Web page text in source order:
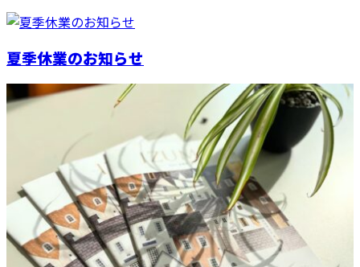
夏季休業のお知らせ